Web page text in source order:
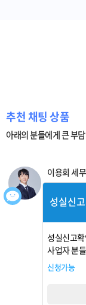
추천 채팅 상품
아래의 분들에게 큰 부
이용희 세
성실신
성실신고
사업자 분
면 법인전
과 단점이 ...
신청가능